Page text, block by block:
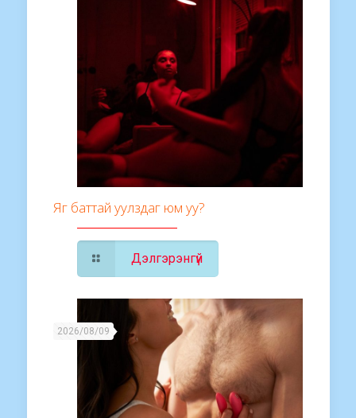
Яг баттай уулздаг юм уу?
Дэлгэрэнгүй
2026/08/09